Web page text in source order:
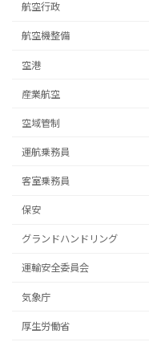
航空行政
航空機整備
空港
産業航空
空域管制
運航乗務員
客室乗務員
保安
グランドハンドリング
運輸安全委員会
気象庁
厚生労働省